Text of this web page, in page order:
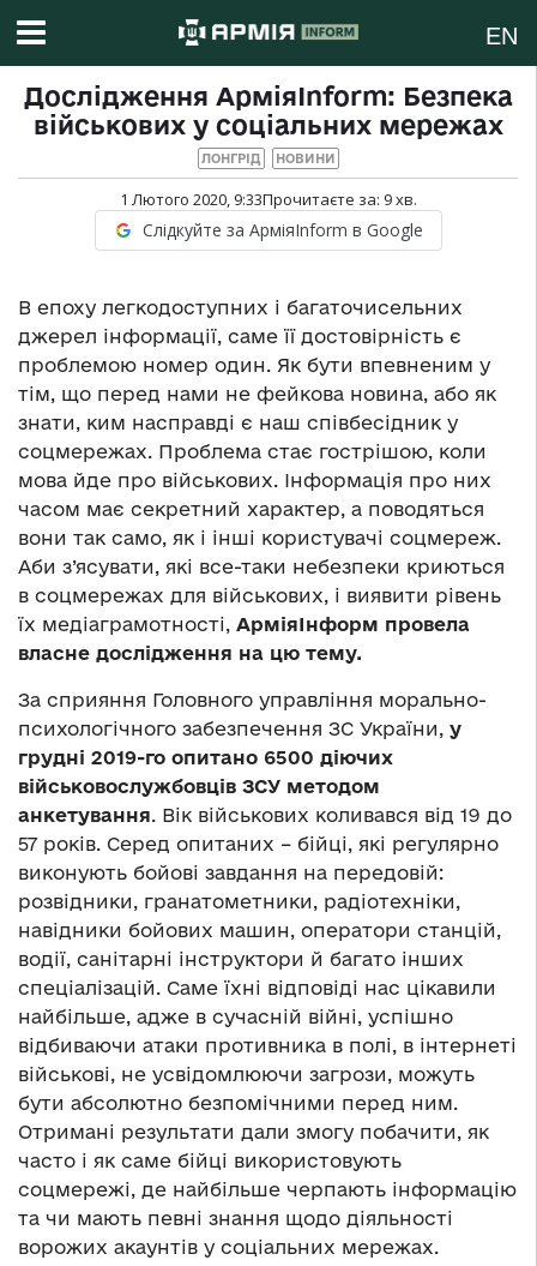
EN
Дослідження АрміяInform: Безпека
військових у соціальних мережах
ЛОНГРІД НОВИНИ
1 Лютого 2020, 9:33Прочитаєте за: 9хв.
Слідкуйте за АрміяInform в Google
В епоху легкодоступних і багаточисельних
джерел інформації, саме її достовірність є
проблемою номер один. Як бути впевненим у
тім, що перед нами не фейкова новина, або як
знати, ким насправді є наш співбесідник у
соцмережах. Проблема стає гострішою, коли
мова йде про військових. Інформація про них
часом має секретний характер, а поводяться
вони так само, як і інші користувачі соцмереж.
Аби з’ясувати, які все-таки небезпеки криються
в соцмережах для військових, і виявити рівень
їх медіаграмотності, АрміяІнформ провела
власне дослідження на цю тему.
За сприяння Головного управління морально-
психологічного забезпечення ЗС України, у
грудні 2019-го опитано 6500 діючих
військовослужбовців ЗСУ методом
анкетування. Вік військових коливався від 19 до
57 років. Серед опитаних – бійці, які регулярно
виконують бойові завдання на передовій:
розвідники, гранатометники, радіотехніки,
навідники бойових машин, оператори станцій,
водії, санітарні інструктори й багато інших
спеціалізацій. Cаме їхні відповіді нас цікавили
найбільше, адже в сучасній війні, успішно
відбиваючи атаки противника в полі, в інтернеті
військові, не усвідомлюючи загрози, можуть
бути абсолютно безпомічними перед ним.
Отримані результати дали змогу побачити, як
часто і як саме бійці використовують
соцмережі, де найбільше черпають інформацію
та чи мають певні знання щодо діяльності
ворожих акаунтів у соціальних мережах.